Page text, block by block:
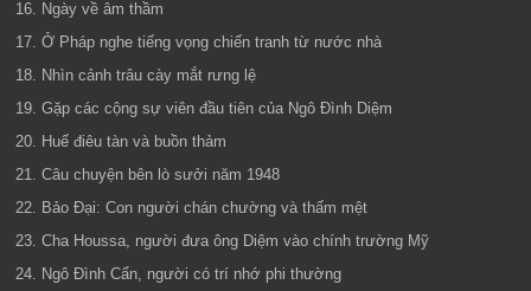
16. Ngày về âm thầm
17. Ở Pháp nghe tiếng vọng chiến tranh từ nước nhà
18. Nhìn cảnh trâu cày mắt rưng lệ
19. Gặp các cộng sự viên đầu tiên của Ngô Đình Diệm
20. Huế điêu tàn và buồn thảm
21. Câu chuyện bên lò sưởi năm 1948
22. Bảo Đại: Con người chán chường và thấm mệt
23. Cha Houssa, người đưa ông Diệm vào chính trường Mỹ
24. Ngô Đình Cẩn, người có trí nhớ phi thường